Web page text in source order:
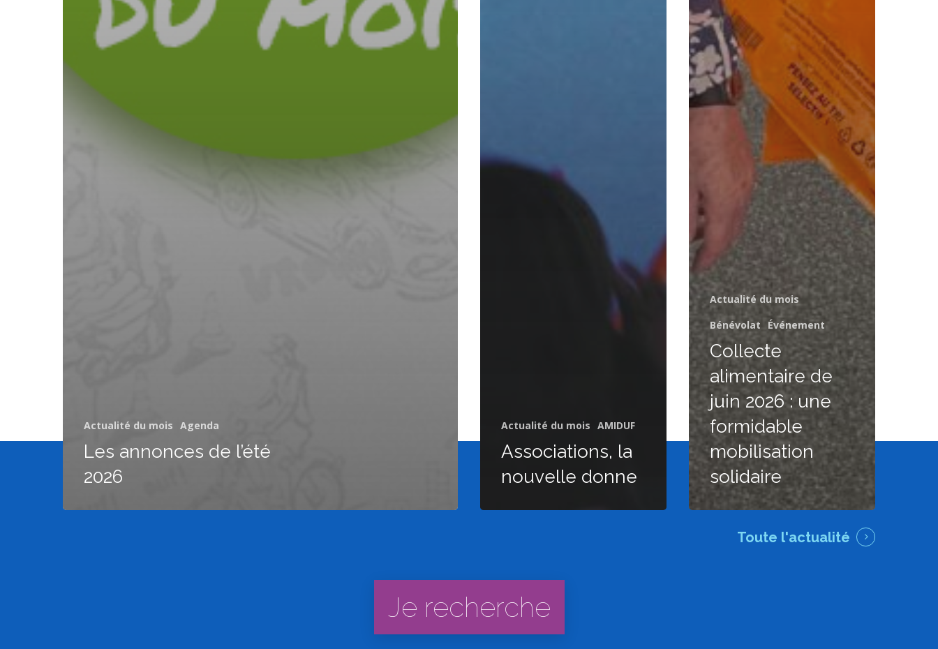
Actualité du mois Agenda
Les annonces de l’été
2026
Actualité du mois AMIDUF
Associations, la
nouvelle donne
Actualité du mois
Bénévolat
Événement
Collecte
alimentaire de
juin 2026 : une
formidable
mobilisation
solidaire
Toute l'actualité
Je recherche